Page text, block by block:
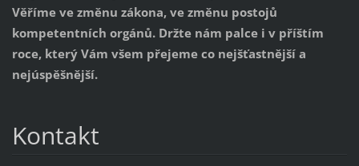
Věříme ve změnu zákona, ve změnu postojů
kompetentních orgánů. Držte nám palce i v příštím
roce, který Vám všem přejeme co nejšťastnější a
nejúspěšnější.
Kontakt